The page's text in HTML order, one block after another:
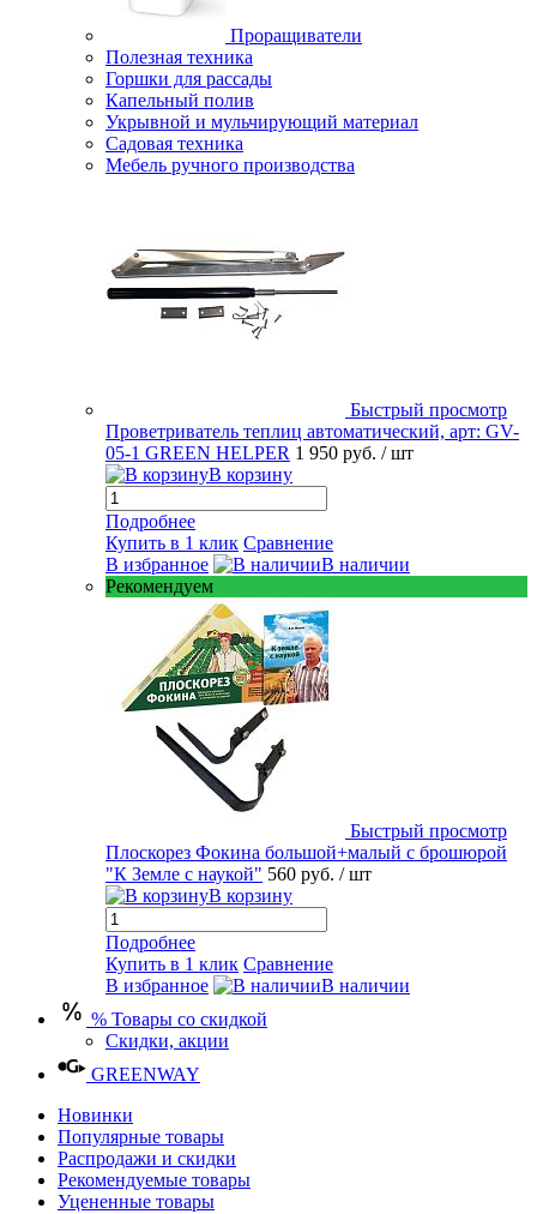
Проращиватели
Полезная техника
Горшки для рассады
Капельный полив
Укрывной и мульчирующий материал
Садовая техника
Мебель ручного производства
Быстрый просмотр
Проветриватель теплиц автоматический, арт: GV-
05-1 GREEN HELPER 1 950 руб. / шт
В корзину
Подробнее
Купить в 1 клик Сравнение
В избранное
В наличии
Рекомендуем
Быстрый просмотр
Плоскорез Фокина большой+малый с брошюрой
"К Земле с наукой" 560 руб. / шт
В корзину
Подробнее
Купить в 1 клик Сравнение
В избранное
В наличии
% Товары со скидкой
Скидки, акции
GREENWAY
Новинки
Популярные товары
Распродажи и скидки
Рекомендуемые товары
Уцененные товары